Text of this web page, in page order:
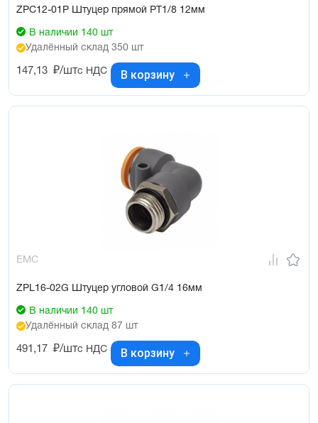
ZPC12-01P Штуцер прямой PT1/8 12мм
В наличии 140 шт
Удалённый склад 350 шт
147,13 ₽/штс НДС В корзину
EMC
ZPL16-02G Штуцер угловой G1/4 16мм
В наличии 140 шт
Удалённый склад 87 шт
491,17 ₽/штс НДС В корзину